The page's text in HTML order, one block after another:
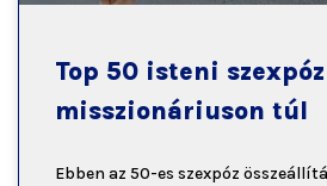
Top 50 isteni
misszionáriuson túl
Ebben az 50-es szexpóz